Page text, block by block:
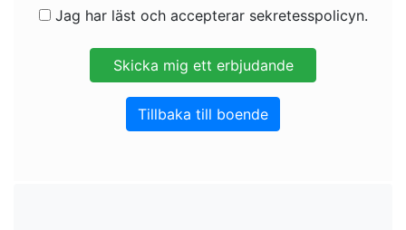
Jag har läst och accepterar sekretesspolicyn.
Tillbaka till boende